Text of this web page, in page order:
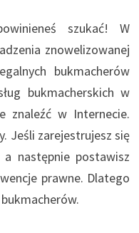
szukać! W
znowelizowanej
bukmacherów
bukmacherskich w
znaleźć w Internecie.
Jeśli zarejestrujesz się
następnie postawisz
prawne. Dlatego